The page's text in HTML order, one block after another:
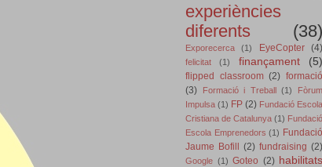
experiències
diferents
(38)
Exporecerca (1) EyeCopter
felicitat (1) finançament
flipped classroom (2)
(3)
Formació i Treball (1)
Impulsa (1) FP (2) Fundació Escola
Cristiana de Catalunya (1) Fundació
Escola Emprenedors (1)
Jaume Bofill (2) fundraising (2)
Google (1) Goteo (2) habilitats